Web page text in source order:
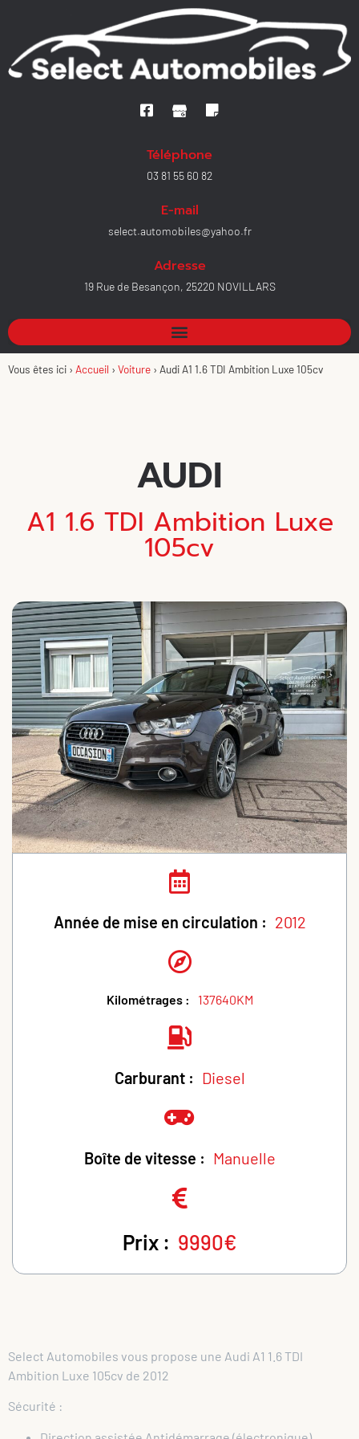
Téléphone
03 81 55 60 82
E-mail
select.automobiles@yahoo.fr
Adresse
19 Rue de Besançon, 25220 NOVILLARS
Vous êtes ici › Accueil › Voiture › Audi A1 1.6 TDI Ambition Luxe 105cv
AUDI
A1 1.6 TDI Ambition Luxe
105cv
Année de mise en circulation : 2012
Kilométrages : 137640KM
Carburant : Diesel
Boîte de vitesse : Manuelle
Prix : 9990€
Select Automobiles vous propose une Audi A1 1.6 TDI
Ambition Luxe 105cv de 2012
Sécurité :